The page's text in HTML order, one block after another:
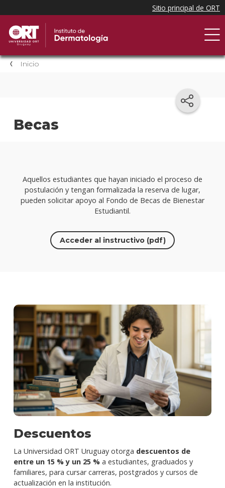
Inicio
Becas
Aquellos estudiantes que hayan iniciado el proceso de
postulación y tengan formalizada la reserva de lugar,
pueden solicitar apoyo al Fondo de Becas de Bienestar
Estudiantil.
Acceder al instructivo (pdf)
Descuentos
La Universidad ORT Uruguay otorga descuentos de
entre un 15 % y un 25 %a estudiantes, graduados y
familiares, para cursar carreras, postgrados y cursos de
actualización en la institución.